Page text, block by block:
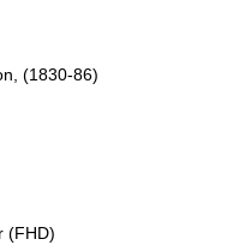
(1830-86)
(FHD)